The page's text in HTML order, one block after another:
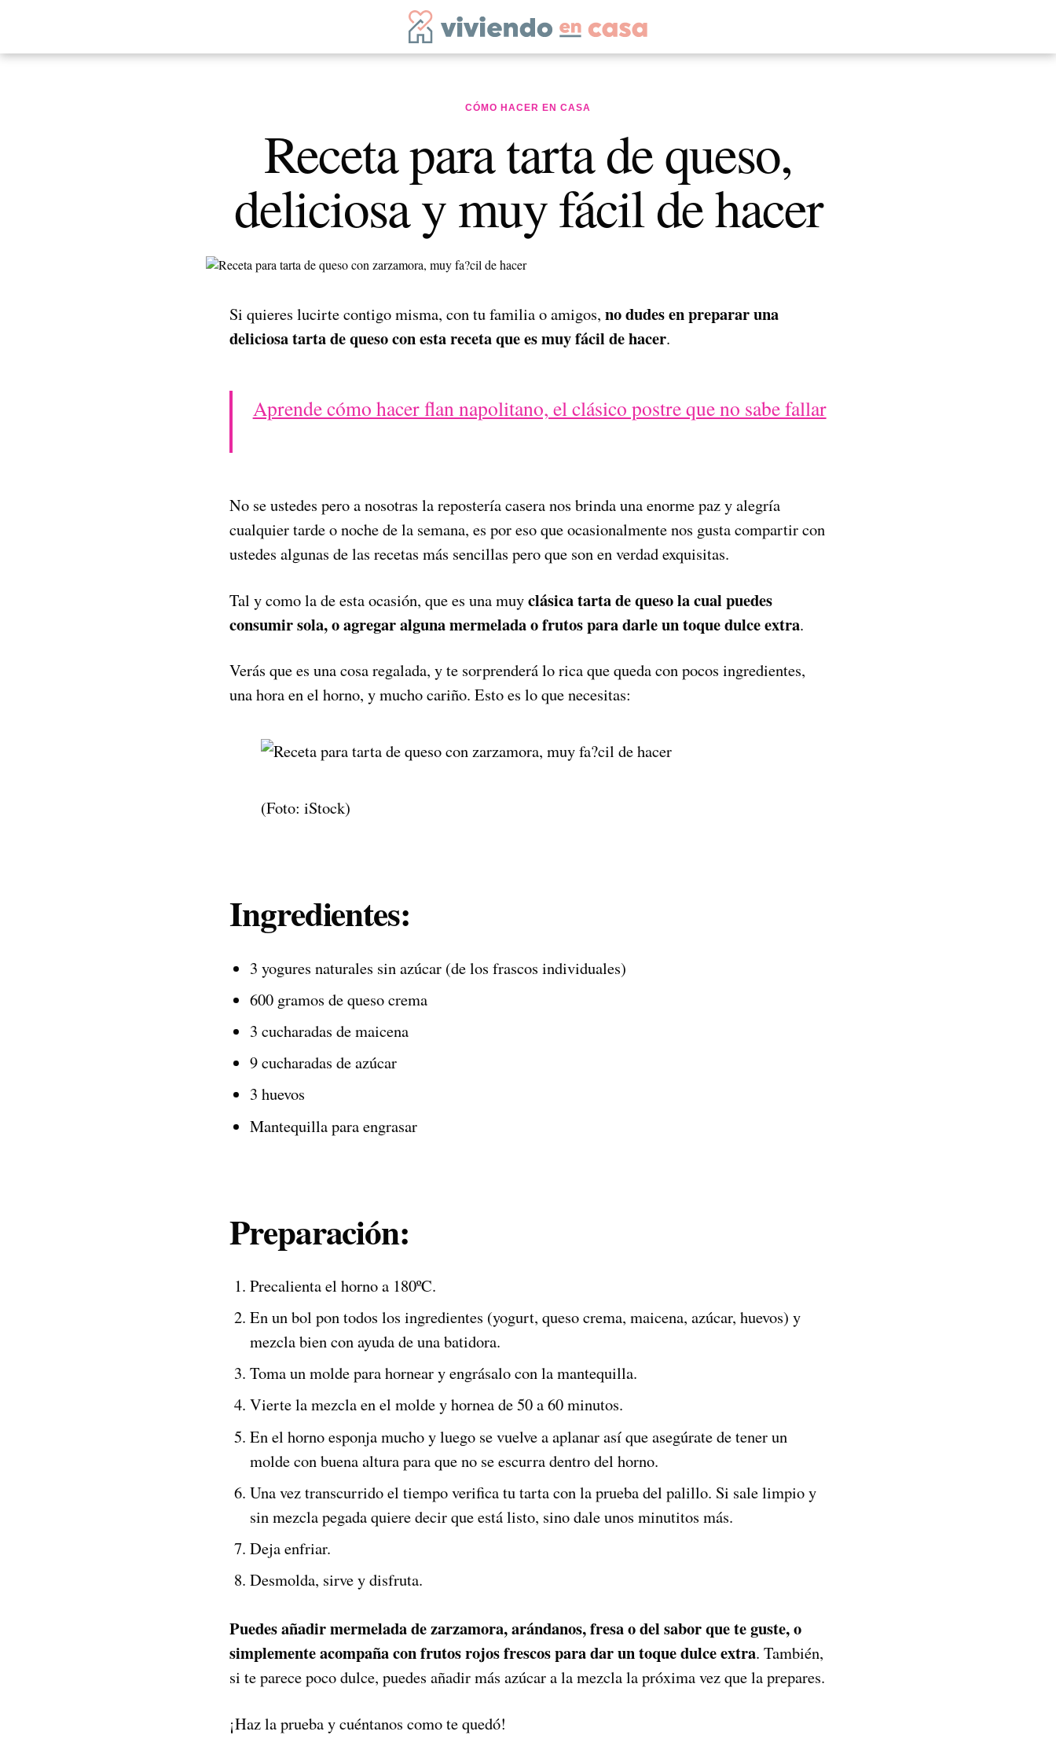
CÓMO HACER EN CASA
Receta para tarta de queso,
deliciosa y muy fácil de hacer
Si quieres lucirte contigo misma, con tu familia o amigos, no dudes en preparar una
deliciosa tarta de queso con esta receta que es muy fácil de hacer.
Aprende cómo hacer flan napolitano, el clásico postre que no sabe fallar
No se ustedes pero a nosotras la repostería casera nos brinda una enorme paz y alegría
cualquier tarde o noche de la semana, es por eso que ocasionalmente nos gusta compartir con
ustedes algunas de las recetas más sencillas pero que son en verdad exquisitas.
Tal y como la de esta ocasión, que es una muyclásica tarta de queso la cual puedes
consumir sola, o agregar alguna mermelada o frutos para darle un toque dulce extra.
Verás que es una cosa regalada, y te sorprenderá lo rica que queda con pocos ingredientes,
una hora en el horno, y mucho cariño. Esto es lo que necesitas:
(Foto: iStock)
Ingredientes:
3 yogures naturales sin azúcar (de los frascos individuales)
600 gramos de queso crema
3 cucharadas de maicena
9 cucharadas de azúcar
3 huevos
Mantequilla para engrasar
Preparación:
Precalienta el horno a 180ºC.
En un bol pon todos los ingredientes (yogurt, queso crema, maicena, azúcar, huevos) y
mezcla bien con ayuda de una batidora.
Toma un molde para hornear y engrásalo con la mantequilla.
Vierte la mezcla en el molde y hornea de 50 a 60 minutos.
En el horno esponja mucho y luego se vuelve a aplanar así que asegúrate de tener un
molde con buena altura para que no se escurra dentro del horno.
Una vez transcurrido el tiempo verifica tu tarta con la prueba del palillo. Si sale limpio y
sin mezcla pegada quiere decir que está listo, sino dale unos minutitos más.
Deja enfriar.
Desmolda, sirve y disfruta.
Puedes añadir mermelada de zarzamora, arándanos, fresa o del sabor que te guste, o
simplemente acompaña con frutos rojos frescos para dar un toque dulce extra. También,
si te parece poco dulce, puedes añadir más azúcar a la mezcla la próxima vez que la prepares.
¡Haz la prueba y cuéntanos como te quedó!